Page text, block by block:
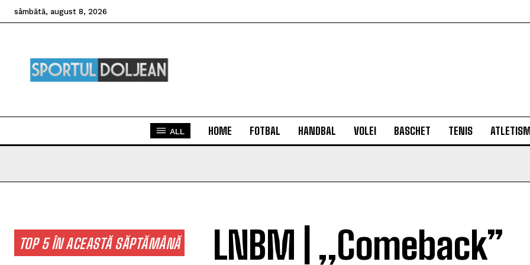
sâmbătă, august 8, 2026
ALL HOME FOTBAL HANDBAL VOLEI BASCHET TENIS
TOP 5 ÎN ACEASTĂ SĂPTĂMÂNĂ
LNBM | „Comeback”